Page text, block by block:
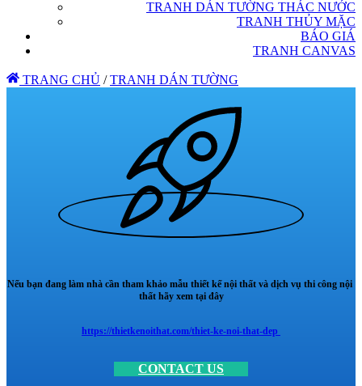
TRANH DÁN TƯỜNG THÁC NƯỚC
TRANH THỦY MẶC
BÁO GIÁ
TRANH CANVAS
TRANG CHỦ / TRANH DÁN TƯỜNG
Nếu bạn đang làm nhà cần tham khảo mẫu thiết kế nội thất và dịch vụ thi công nội
thất hãy xem tại đây
https://thietkenoithat.com/thiet-ke-noi-that-dep
CONTACT US